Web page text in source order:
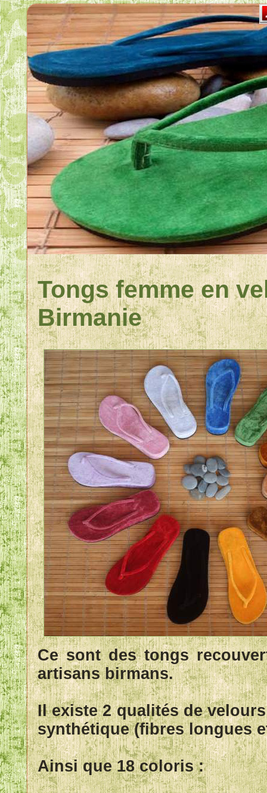
Tongs femme en
Birmanie
Ce sont des tongs
artisans birmans.
Il existe 2 qualités de
synthétique (fibres longues
Ainsi que 18 coloris :